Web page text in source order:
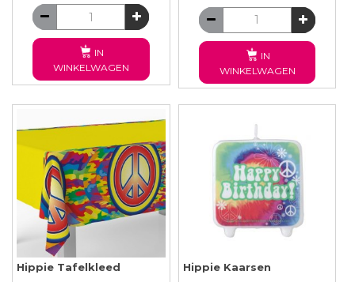
IN
WINKELWAGEN
IN
WINKELWAGEN
Hippie Tafelkleed Hippie Kaarsen